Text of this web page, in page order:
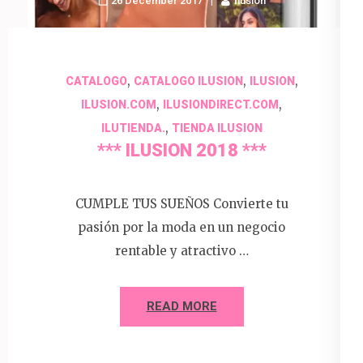
CATALOGO, CATALOGO ILUSION, ILUSION,
ILUSION.COM , ILUSIONDIRECT.COM ,
ILUTIENDA., TIENDA ILUSION
*** ILUSION 2018 ***
CUMPLE TUS SUEÑOS Convierte tu
pasión por la moda en un negocio
rentable y atractivo …
READ MORE